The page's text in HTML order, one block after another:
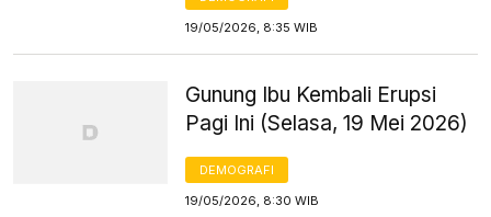
19/05/2026, 8:35 WIB
Gunung Ibu Kembali Erupsi
Pagi Ini (Selasa, 19 Mei 2026)
DEMOGRAFI
19/05/2026, 8:30 WIB